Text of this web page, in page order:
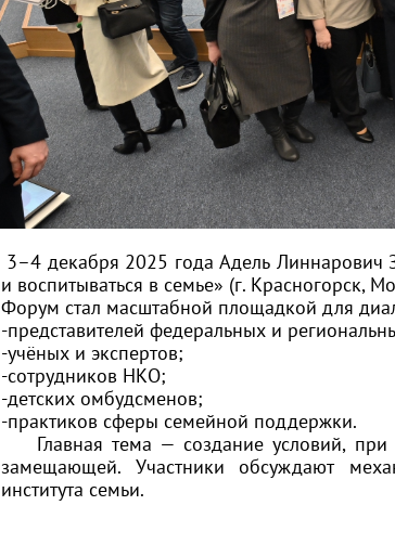
3–4 декабря 2025 года Адель Линнарович
и воспитываться в семье» (г. Красногорск,
Форум стал масштабной площадкой для
-представителей федеральных и
-учёных и экспертов;
-сотрудников НКО;
-детских омбудсменов;
-практиков сферы семейной поддержки.
Главная тема — создание условий, при
замещающей. Участники обсуждают
института семьи.